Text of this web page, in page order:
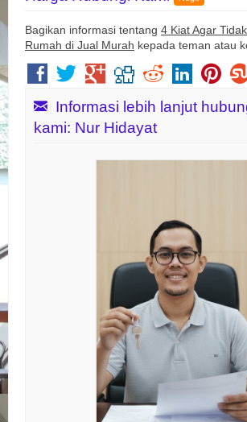
Bagikan informasi tentang 4 Kiat Agar
Rumah di Jual Murah kepada teman atau
Informasi lebih lanjut
kami: Nur Hidayat